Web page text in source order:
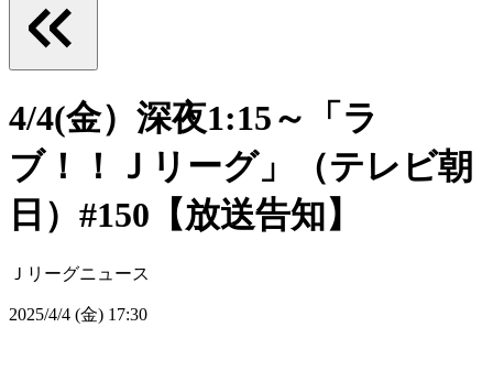
4/4(金）深夜1:15～「ラ
ブ！！Ｊリーグ」（テレビ朝
日）#150【放送告知】
Ｊリーグニュース
2025/4/4 (金) 17:30